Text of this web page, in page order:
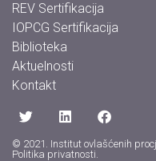
REV Sertifikacija
IOPCG Sertifikacija
Biblioteka
Aktuelnosti
Kontakt
© 2021. Institut ovlašćenih
Politika privatnosti